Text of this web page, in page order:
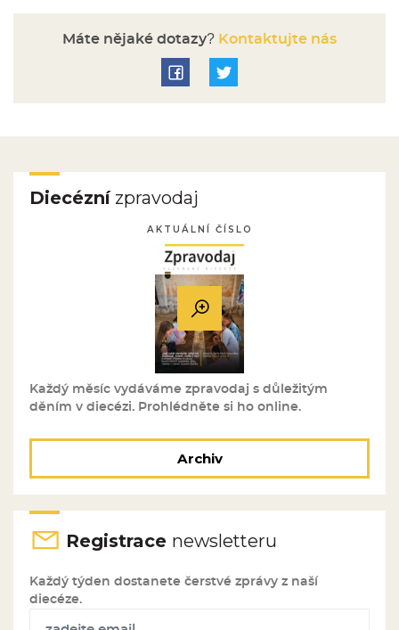
Máte nějaké dotazy? Kontaktujte nás
Diecéznízpravodaj
AKTUÁLNÍ ČÍSLO
Každý měsíc vydáváme zpravodaj s důležitým
děním v diecézi. Prohlédněte si ho online.
Archiv
Registrace newsletteru
Každý týden dostanete čerstvé zprávy z naší
diecéze.